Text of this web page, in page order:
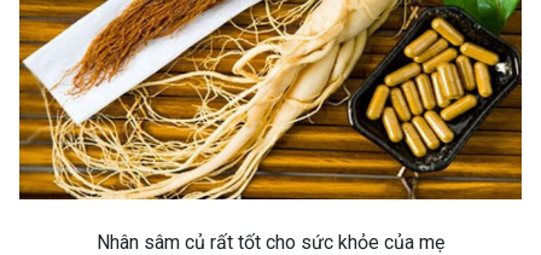
Nhân sâm củ rất tốt cho sức khỏe của mẹ